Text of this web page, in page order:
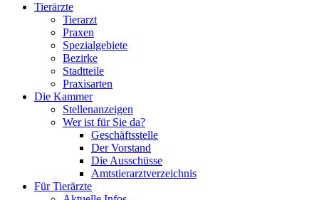
Tierärzte
Tierarzt
Praxen
Spezialgebiete
Bezirke
Stadtteile
Praxisarten
Die Kammer
Stellenanzeigen
Wer ist für Sie da?
Geschäftsstelle
Der Vorstand
Die Ausschüsse
Amtstierarztverzeichnis
Für Tierärzte